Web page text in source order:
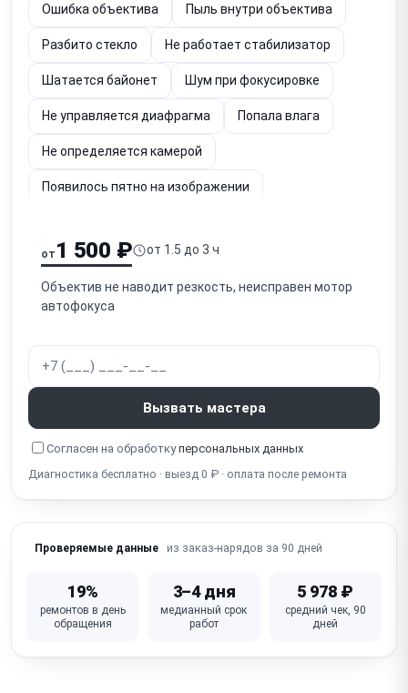
Ошибка объектива Пыль внутри объектива
Разбито стекло Не работает стабилизатор
Шатается байонет Шум при фокусировке
Не управляется диафрагма Попала влага
Не определяется камерой
Появилось пятно на изображении
Залипает кольцо фокусировки
Проблемы со шлейфом
от 1 500 ₽ от 1.5 до 3 ч
Объектив не наводит резкость, неисправен мотор
автофокуса
Вызвать мастера
Согласен на обработкуперсональных данных
Диагностика бесплатно · выезд 0 ₽ · оплата после ремонта
Проверяемые данные из заказ-нарядов за 90 дней
19%
ремонтов в день
обращения
3–4 дня
медианный срок
работ
5 978 ₽
средний чек, 90
дней